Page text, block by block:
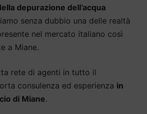
depurazione dell’acqua
senza dubbio una delle realtà
nel mercato italiano così
a Miane.
rete di agenti in tutto il
consulenza ed esperienza in
di Miane.